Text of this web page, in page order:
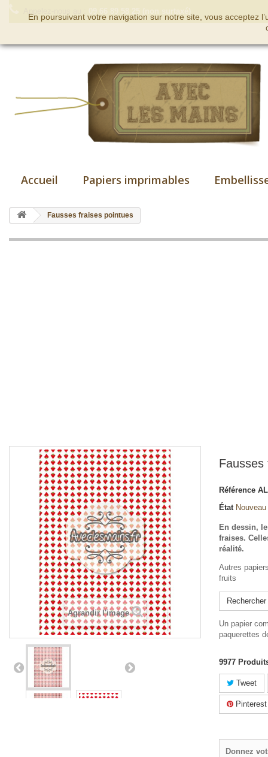
Accueil Papiers imprimables
Fausses fraises pointues
Agrandir l'image
Fausses
Référence
État Nouveau
En dessin,
fraises.
réalité.
Autres
fruits
Un papier
paquerettes
9977
Tweet
Pinterest
Donnez
En poursuivant votre navigation sur notre site, vous acceptez